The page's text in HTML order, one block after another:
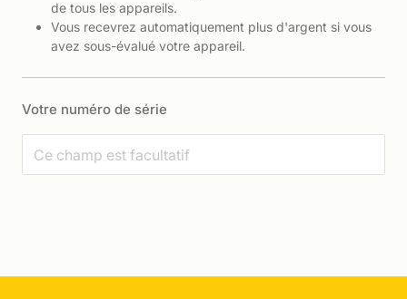
de tous les appareils.
Vous recevrez automatiquement plus d'argent si vous
avez sous-évalué votre appareil.
Votre numéro de série